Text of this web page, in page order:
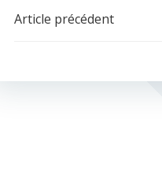
Navigation
Article précédent